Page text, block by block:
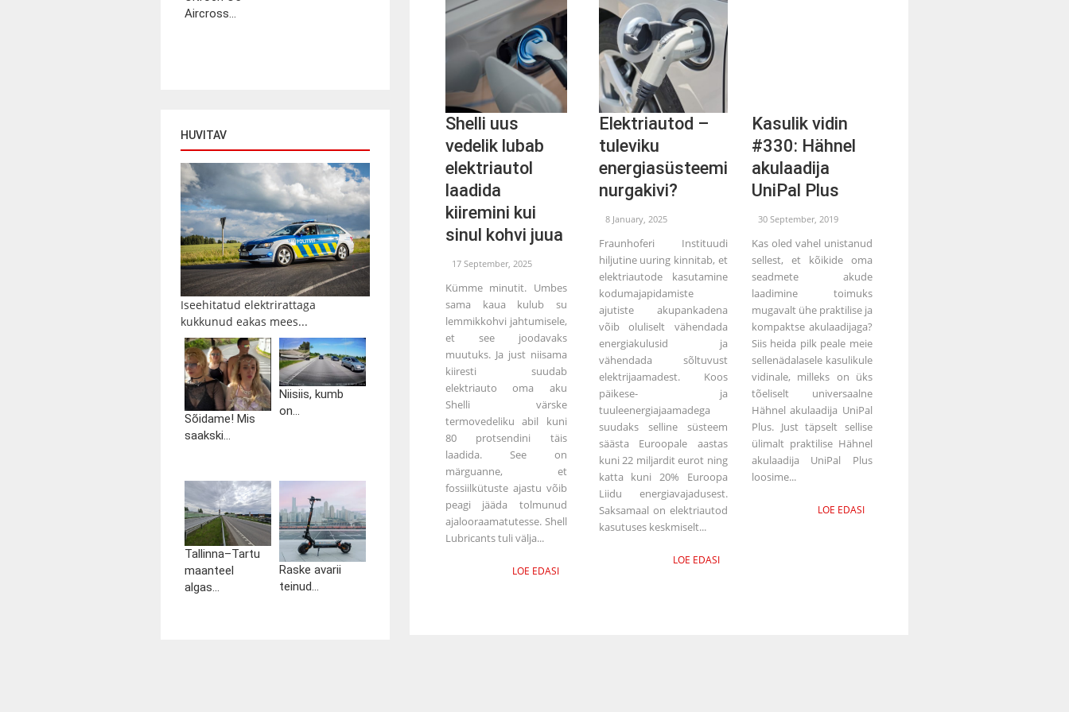
Aircross...
HUVITAV
Iseehitatud elektrirattaga
kukkunud eakas mees...
Sõidame! Mis
saakski...
Niisiis, kumb
on...
Tallinna–Tartu
maanteel
algas...
Raske avarii
teinud...
Shelli uus
vedelik lubab
elektriautol
laadida
kiiremini kui
sinul kohvi juua
17 September, 2025
Kümme minutit. Umbes
sama kaua kulub su
lemmikkohvi jahtumisele,
et see joodavaks
muutuks. Ja just niisama
kiiresti suudab
elektriauto oma aku
Shelli värske
termovedeliku abil kuni
80 protsendini täis
laadida. See on
märguanne, et
fossiilkütuste ajastu võib
peagi jääda tolmunud
ajalooraamatutesse. Shell
Lubricants tuli välja...
LOE EDASI
Elektriautod –
tuleviku
energiasüsteemi
nurgakivi?
8 January, 2025
Fraunhoferi Instituudi
hiljutine uuring kinnitab, et
elektriautode kasutamine
kodumajapidamiste
ajutiste akupankadena
võib oluliselt vähendada
energiakulusid ja
vähendada sõltuvust
elektrijaamadest. Koos
päikese- ja
tuuleenergiajaamadega
suudaks selline süsteem
säästa Euroopale aastas
kuni 22 miljardit eurot ning
katta kuni 20% Euroopa
Liidu energiavajadusest.
Saksamaal on elektriautod
kasutuses keskmiselt...
LOE EDASI
Kasulik vidin
#330: Hähnel
akulaadija
UniPal Plus
30 September, 2019
Kas oled vahel unistanud
sellest, et kõikide oma
seadmete akude
laadimine toimuks
mugavalt ühe praktilise ja
kompaktse akulaadijaga?
Siis heida pilk peale meie
sellenädalasele kasulikule
vidinale, milleks on üks
tõeliselt universaalne
Hähnel akulaadija UniPal
Plus. Just täpselt sellise
ülimalt praktilise Hähnel
akulaadija UniPal Plus
loosime...
LOE EDASI